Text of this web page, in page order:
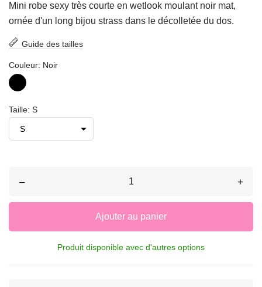
Mini robe sexy très courte en wetlook moulant noir mat,
ornée d'un long bijou strass dans le décolletée du dos.
Guide des tailles
Couleur: Noir
Noir
Taille: S
– +
Ajouter au panier
Produit disponible avec d'autres options